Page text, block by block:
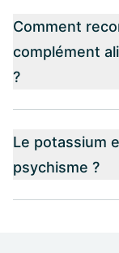
Comment
complément
?
Le potassium
psychisme ?